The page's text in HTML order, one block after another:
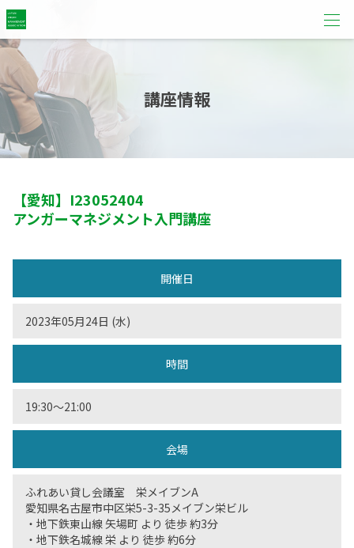
講座情報
【愛知】 I23052404
アンガーマネジメント入門講座
開催日
2023年05月24日 (水)
時間
19:30〜21:00
会場
ふれあい貸し会議室 栄メイブンA
愛知県名古屋市中区栄5-3-35メイブン栄ビル
・地下鉄東山線 矢場町 より 徒歩 約3分
・地下鉄名城線 栄 より 徒歩 約6分